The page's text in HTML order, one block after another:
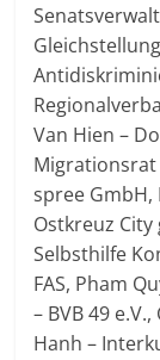
Van Hien –
Migrationsrat
spree GmbH,
Ostkreuz City
Selbsthilfe
FAS, Pham
– BVB 49
Hanh –